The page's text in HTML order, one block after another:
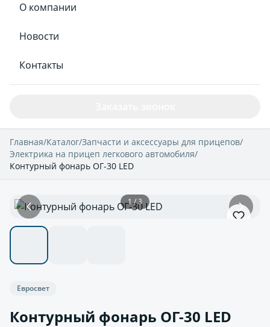
О компании
Новости
Контакты
Главная/Каталог/Запчасти и аксессуары для прицепов/
Электрика на прицеп легкового автомобиля/
Контурный фонарь ОГ-30 LED
1 / 3
Евросвет
Контурный фонарь ОГ-30 LED